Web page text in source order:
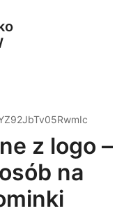
z logo –
na